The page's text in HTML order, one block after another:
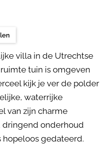
villa in de Utrechtse
tuin is omgeven
kijk je ver de polder
waterrijke
van zijn charme
dringend onderhoud
hopeloos gedateerd.